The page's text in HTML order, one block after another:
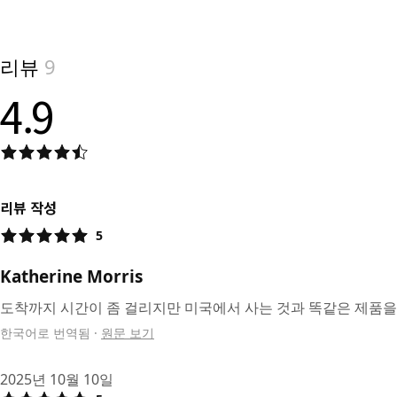
리뷰 9
4.9
리뷰 작성
5
Katherine Morris
도착까지 시간이 좀 걸리지만 미국에서 사는 것과 똑같은 제품
한국어로 번역됨 · 원문 보기
2025년 10월 10일